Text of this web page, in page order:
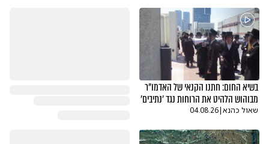
בשיא החום: חתנו הקנאי של האדמו"ר
מבוהוש הלהיט את הרוחות נגד 'נתיבים'
שאול כהנא|
04.08.26